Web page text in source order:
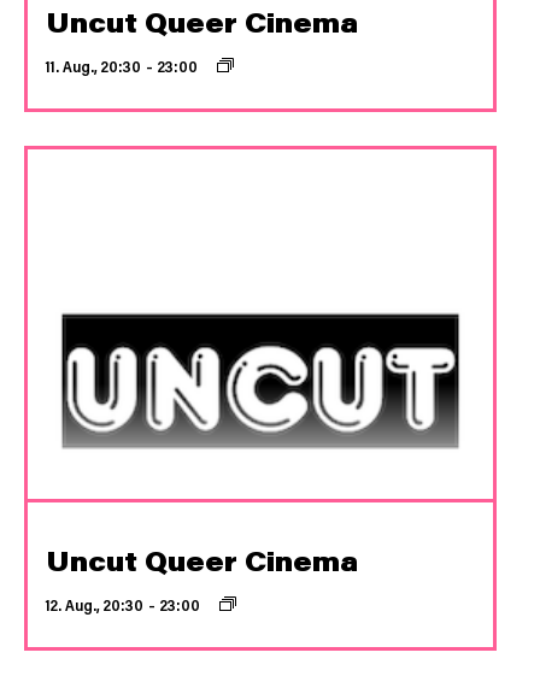
Uncut Queer Cinema
11. Aug., 20:30 – 23:00
Uncut Queer Cinema
12. Aug., 20:30 – 23:00